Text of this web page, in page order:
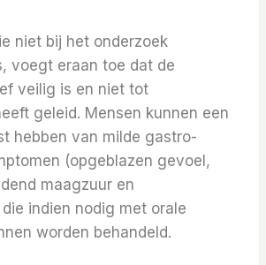
niet bij het onderzoek
voegt eraan toe dat de
veilig is en niet tot
geleid. Mensen kunnen een
hebben van milde gastro-
(opgeblazen gevoel,
maagzuur en
indien nodig met orale
worden behandeld.